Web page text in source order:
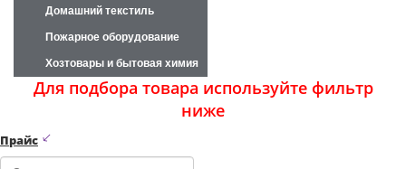
Домашний текстиль
Пожарное оборудование
Хозтовары и бытовая химия
Для подбора товара используйте фильтр
ниже
Прайс